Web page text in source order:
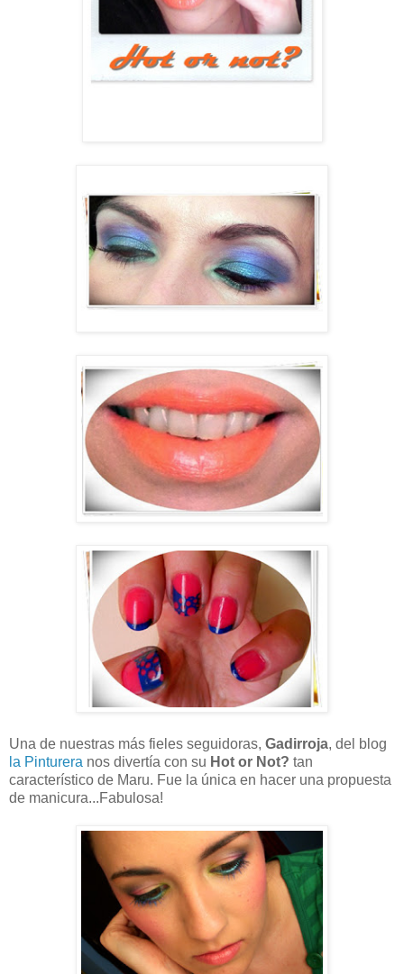
Una de nuestras más fieles seguidoras, Gadirroja, del blog
la Pinturera nos divertía con su Hot or Not? tan
característico de Maru. Fue la única en hacer una propuesta
de manicura...Fabulosa!